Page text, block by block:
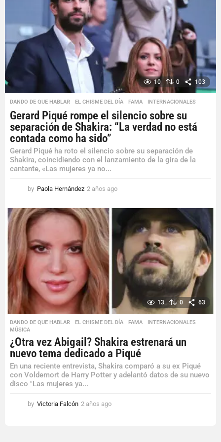
a
g
o
10 0 103
DANDO DE QUE HABLAR ,EL CHISME DEL DÍA ,FAMA INTERNACIONALES
Gerard Piqué rompe el silencio sobre su
separación de Shakira: “La verdad no está
contada como ha sido”
Gerard Piqué ha roto el silencio sobre su separación de
Shakira, coincidiendo con el lanzamiento de la gira de la
cantante, «Las mujeres ya no...
by Paola Hernández 2 años ago
ñ
s
o
13 0 63
DANDO DE QUE HABLAR ,EL CHISME DEL DÍA ,FAMA INTERNACIONALES
MÚSICA
¿Otra vez Abigail? Shakira estrenará un
nuevo tema dedicado a Piqué
En una reciente entrevista, Shakira comparó a su ex Piqué
con Voldemort de Harry Potter y adelantó datos de su nuevo
disco "Las mujeres ya...
by Victoria Falcón 2 años ago